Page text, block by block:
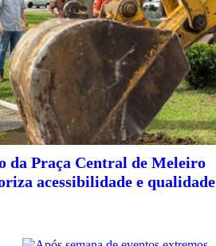
da Praça Central de Meleiro
acessibilidade e qualidade